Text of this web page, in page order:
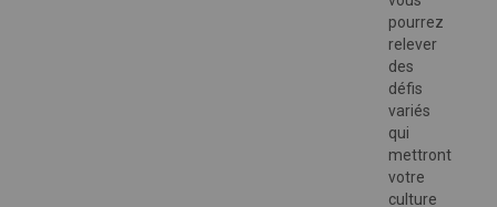
pourrez
relever
des
défis
variés
qui
mettront
votre
culture